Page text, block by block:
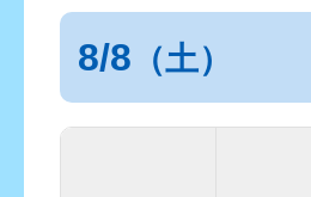
8/8 （土）